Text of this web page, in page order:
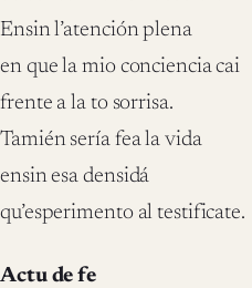
Ensin l’atención plena
en que la mio conciencia cai
frente a la to sorrisa.
Tamién sería fea la vida
ensin esa densidá
qu’esperimento al testificate.
Actu de fe